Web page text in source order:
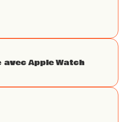
avec Apple Watch